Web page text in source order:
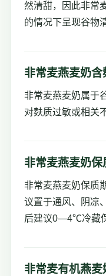
然清甜，因此非常
的情况下呈现谷物
非常麦燕麦奶含
非常麦燕麦奶属于
对麸质过敏或相关
非常麦燕麦奶保
非常麦燕麦奶保质
议置于通风、阴凉
后建议0—4℃冷藏
非常麦有机燕麦